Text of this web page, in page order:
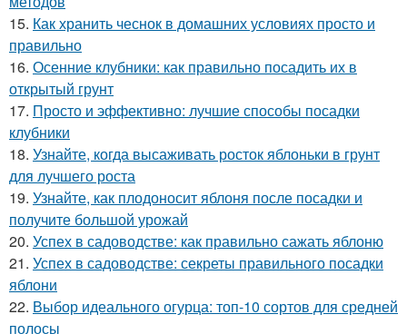
15. Как хранить чеснок в домашних условиях просто и
правильно
16. Осенние клубники: как правильно посадить их в
открытый грунт
17. Просто и эффективно: лучшие способы посадки
клубники
18. Узнайте, когда высаживать росток яблоньки в грунт
для лучшего роста
19. Узнайте, как плодоносит яблоня после посадки и
получите большой урожай
20. Успех в садоводстве: как правильно сажать яблоню
21. Успех в садоводстве: секреты правильного посадки
яблони
22. Выбор идеального огурца: топ-10 сортов для средней
полосы